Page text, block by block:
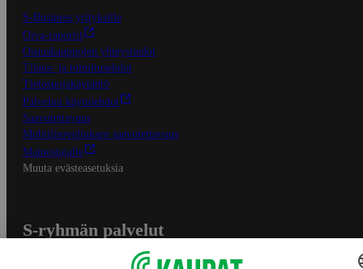
S-Business yrityksille
Oiva-raportit
Osuuskauppojen yhteystiedot
Tilaus- ja toimitusehdot
Tietosuojakäytäntö
Palvelun käyttöehdot
Saavutettavuus
Mobiilisovelluksen saavutettavuus
Mainostajalle
Muuta evästeasetuksia
S-ryhmän palvelut